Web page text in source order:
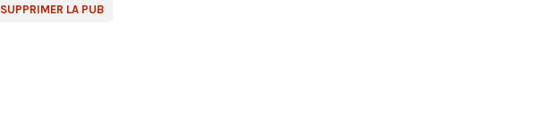
SUPPRIMER LA PUB